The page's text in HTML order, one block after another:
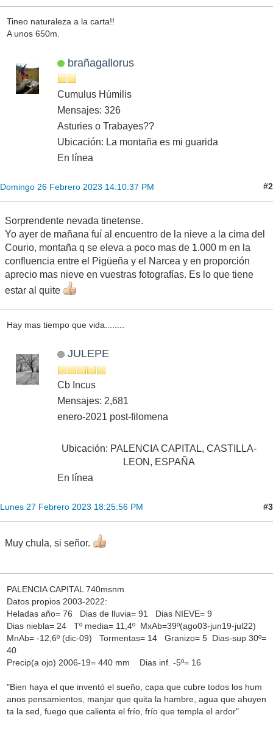
Tineo naturaleza a la carta!!
A unos 650m.
brañagallorus
Cumulus Húmilis
Mensajes: 326
Asturies o Trabayes??
Ubicación: La montaña es mi guarida
En línea
Domingo 26 Febrero 2023 14:10:37 PM #2
Sorprendente nevada tinetense.
Yo ayer de mañana fuí al encuentro de la nieve a la cima del
Courio, montaña q se eleva a poco mas de 1.000 m en la
confluencia entre el Pigüeña y el Narcea y en proporción
aprecio mas nieve en vuestras fotografías. Es lo que tiene
estar al quite
Hay mas tiempo que vida........
JULEPE
Cb Incus
Mensajes: 2,681
enero-2021 post-filomena
Ubicación: PALENCIA CAPITAL, CASTILLA-
LEON, ESPAÑA
En línea
Lunes 27 Febrero 2023 18:25:56 PM #3
Muy chula, si señor.
PALENCIA CAPITAL 740msnm
Datos propios 2003-2022:
Heladas año= 76 Dias de lluvia= 91 Dias NIEVE= 9
Dias niebla= 24 Tº media= 11,4º MxAb=39º(ago03-jun19-jul22)
MnAb= -12,6º (dic-09) Tormentas= 14 Granizo= 5 Dias-sup 30º=
40
Precip(a ojo) 2006-19= 440 mm Dias inf. -5º= 16
"Bien haya el que inventó el sueño, capa que cubre todos los hum
anos pensamientos, manjar que quita la hambre, agua que ahuyen
ta la sed, fuego que calienta el frío, frío que templa el ardor"